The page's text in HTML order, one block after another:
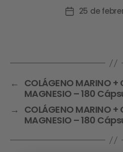
25 de
← COLÁGENO MARINO +
MAGNESIO – 180
→ COLÁGENO MARINO +
MAGNESIO – 180